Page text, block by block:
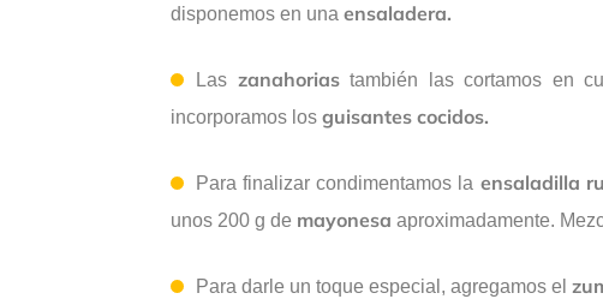
disponemos en una ensaladera.
Las zanahoriastambién las cortamos en
incorporamos los guisantes cocidos.
Para finalizar condimentamos la ensaladilla
unos 200 g de mayonesa aproximadamente.
Para darle un toque especial, agregamos el